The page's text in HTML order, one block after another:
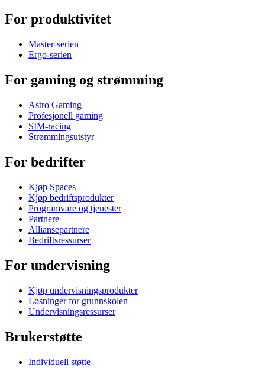
For produktivitet
Master-serien
Ergo-serien
For gaming og strømming
Astro Gaming
Profesjonell gaming
SIM-racing
Strømmingsutstyr
For bedrifter
Kjøp Spaces
Kjøp bedriftsprodukter
Programvare og tjenester
Partnere
Alliansepartnere
Bedriftsressurser
For undervisning
Kjøp undervisningsprodukter
Løsninger for grunnskolen
Undervisningsressurser
Brukerstøtte
Individuell støtte